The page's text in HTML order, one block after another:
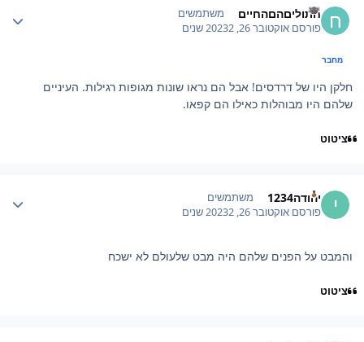
חתוליםהםהחיים משתמשים
פורסםאוקטובר 26, 2023 2 שנים
מחבר
חלקן היו של דרדסים! אבל הם נראו שונות מגופות רגילות. העיניים
שלהם היו מבוהלות כאילו הם קפאו.
ציטוט
יהודה1234 משתמשים
פורסםאוקטובר 26, 2023 2 שנים
והמבט על הפנים שלהם היה מבט שלעולם לא ישכח
ציטוט